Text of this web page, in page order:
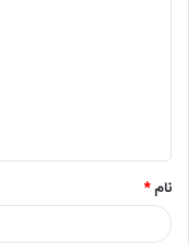
*
نام*